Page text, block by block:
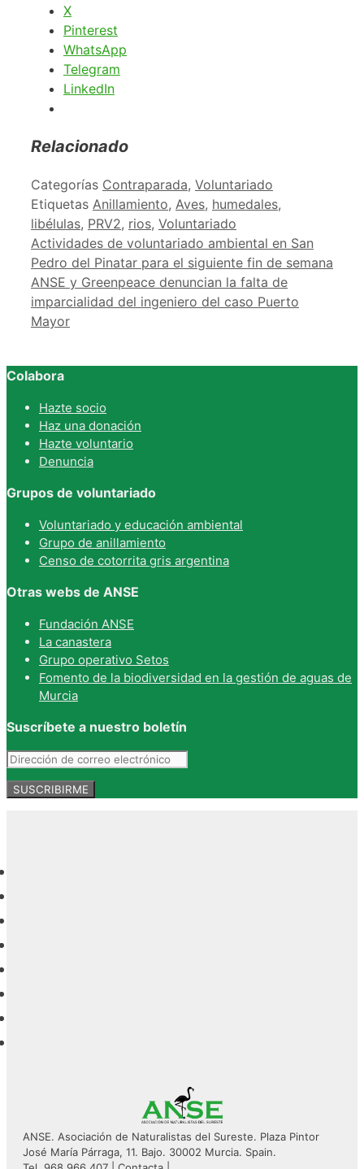
X
Pinterest
WhatsApp
Telegram
LinkedIn
Relacionado
Categorías Contraparada, Voluntariado
Etiquetas Anillamiento, Aves, humedales,
libélulas, PRV2, rios, Voluntariado
Actividades de voluntariado ambiental en San
Pedro del Pinatar para el siguiente fin de semana
ANSE y Greenpeace denuncian la falta de
imparcialidad del ingeniero del caso Puerto
Mayor
Colabora
Hazte socio
Haz una donación
Hazte voluntario
Denuncia
Grupos de voluntariado
Voluntariado y educación ambiental
Grupo de anillamiento
Censo de cotorrita gris argentina
Otras webs de ANSE
Fundación ANSE
La canastera
Grupo operativo Setos
Fomento de la biodiversidad en la gestión de aguas de
Murcia
Suscríbete a nuestro boletín
ANSE. Asociación de Naturalistas del Sureste. Plaza Pintor
José María Párraga, 11. Bajo. 30002 Murcia. Spain.